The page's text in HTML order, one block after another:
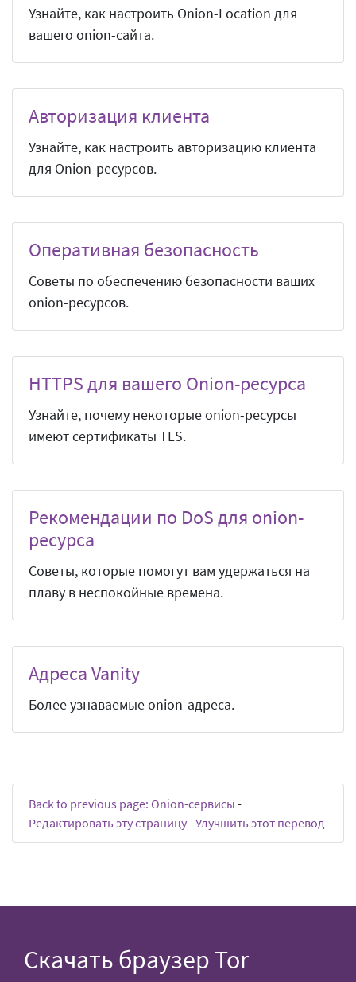
Узнайте, как настроить Onion-Location для
вашего onion-сайта.
Авторизация клиента
Узнайте, как настроить авторизацию клиента
для Onion-ресурсов.
Оперативная безопасность
Советы по обеспечению безопасности ваших
onion-ресурсов.
HTTPS для вашего Onion-ресурса
Узнайте, почему некоторые onion-ресурсы
имеют сертификаты TLS.
Рекомендации по DoS для onion-
ресурса
Советы, которые помогут вам удержаться на
плаву в неспокойные времена.
Адреса Vanity
Более узнаваемые onion-адреса.
Back to previous page: Onion-сервисы -
Редактировать эту страницу-Улучшить этот перевод
Скачать браузер Tor